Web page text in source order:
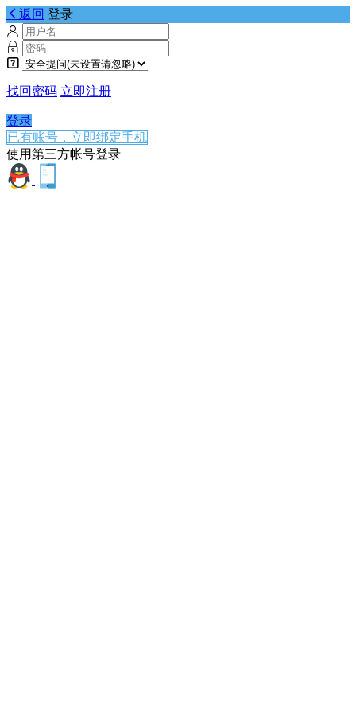
返回 登录
找回密码 立即注册
登录
已有账号，立即绑定手机
使用第三方帐号登录